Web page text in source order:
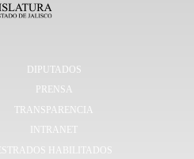
DIPUTADOS
PRENSA
TRANSPARENCIA
INTRANET
ESTRADOS HABILITADOS